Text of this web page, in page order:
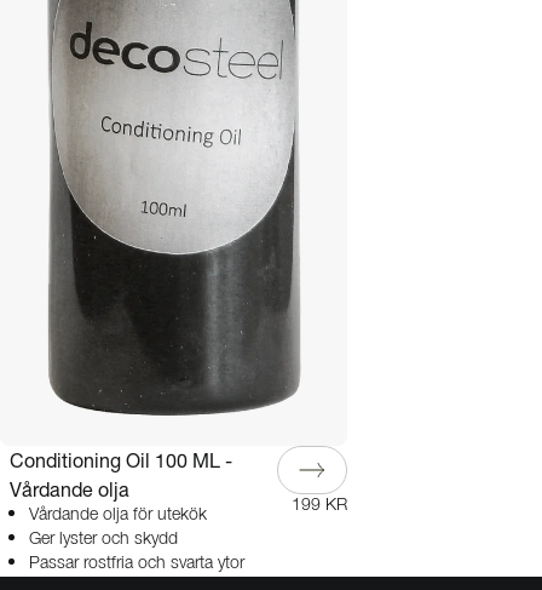
Conditioning Oil 100 ML -
Vårdande olja
Vårdande olja för utekök
Ger lyster och skydd
Passar rostfria och svarta ytor
199 KR